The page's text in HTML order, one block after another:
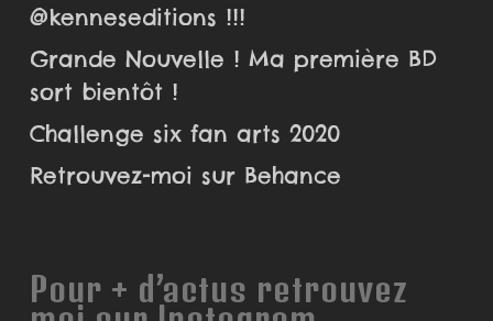
@kenneseditions !!!
Grande Nouvelle ! Ma première BD
sort bientôt !
Challenge six fan arts 2020
Retrouvez-moi sur Behance
Pour + d’actus retrouvez